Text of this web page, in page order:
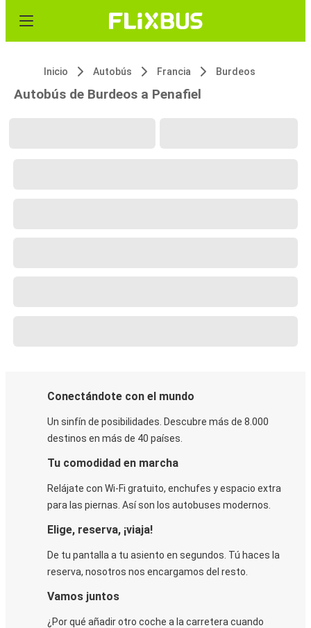
Inicio Autobús Francia Burdeos
Autobús de Burdeos a Penafiel
Conectándote con el mundo
Un sinfín de posibilidades. Descubre más de 8.000
destinos en más de 40 países.
Tu comodidad en marcha
Relájate con Wi-Fi gratuito, enchufes y espacio extra
para las piernas. Así son los autobuses modernos.
Elige, reserva, ¡viaja!
De tu pantalla a tu asiento en segundos. Tú haces la
reserva, nosotros nos encargamos del resto.
Vamos juntos
¿Por qué añadir otro coche a la carretera cuando